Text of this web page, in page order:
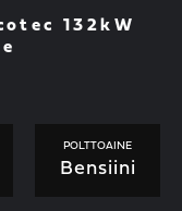
132kW
POLTTOAINE
Bensiini